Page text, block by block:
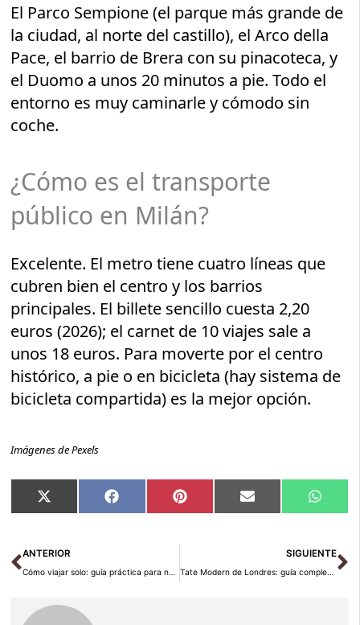
El Parco Sempione (el parque más grande de
la ciudad, al norte del castillo), el Arco della
Pace, el barrio de Brera con su pinacoteca, y
el Duomo a unos 20 minutos a pie. Todo el
entorno es muy caminarle y cómodo sin
coche.
¿Cómo es el transporte
público en Milán?
Excelente. El metro tiene cuatro líneas que
cubren bien el centro y los barrios
principales. El billete sencillo cuesta 2,20
euros (2026); el carnet de 10 viajes sale a
unos 18 euros. Para moverte por el centro
histórico, a pie o en bicicleta (hay sistema de
bicicleta compartida) es la mejor opción.
Imágenes de Pexels
Compartir
en
X
(Twitter)
Compartir
en
Facebook Compartir
en
Pinterest Compartir
en
Email
en
Ant
ANTERIOR
Cómo viajar solo: guía práctica para novatos y veteranos en 2026
SIGUIENTE
Tate Modern de Londres: guía completa para visitar el museo en 2026